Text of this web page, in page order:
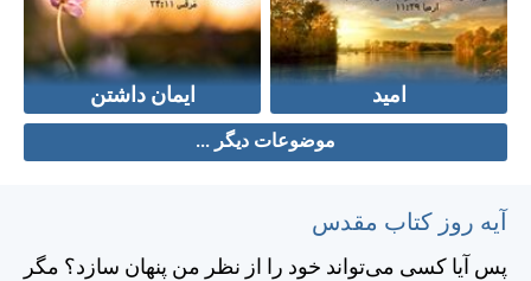
امید ایمان داشتن
موضوعات دیگر ...
آیه روز کتاب مقدس
پس آيا كسی می‌تواند خود را از نظر من پنهان سازد؟ مگر